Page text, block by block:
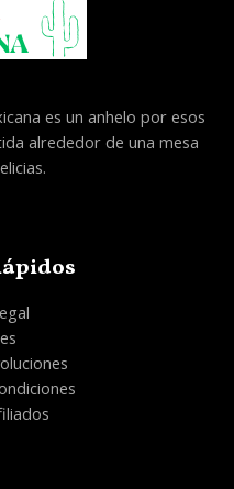
es un anhelo por esos
alrededor de una mesa